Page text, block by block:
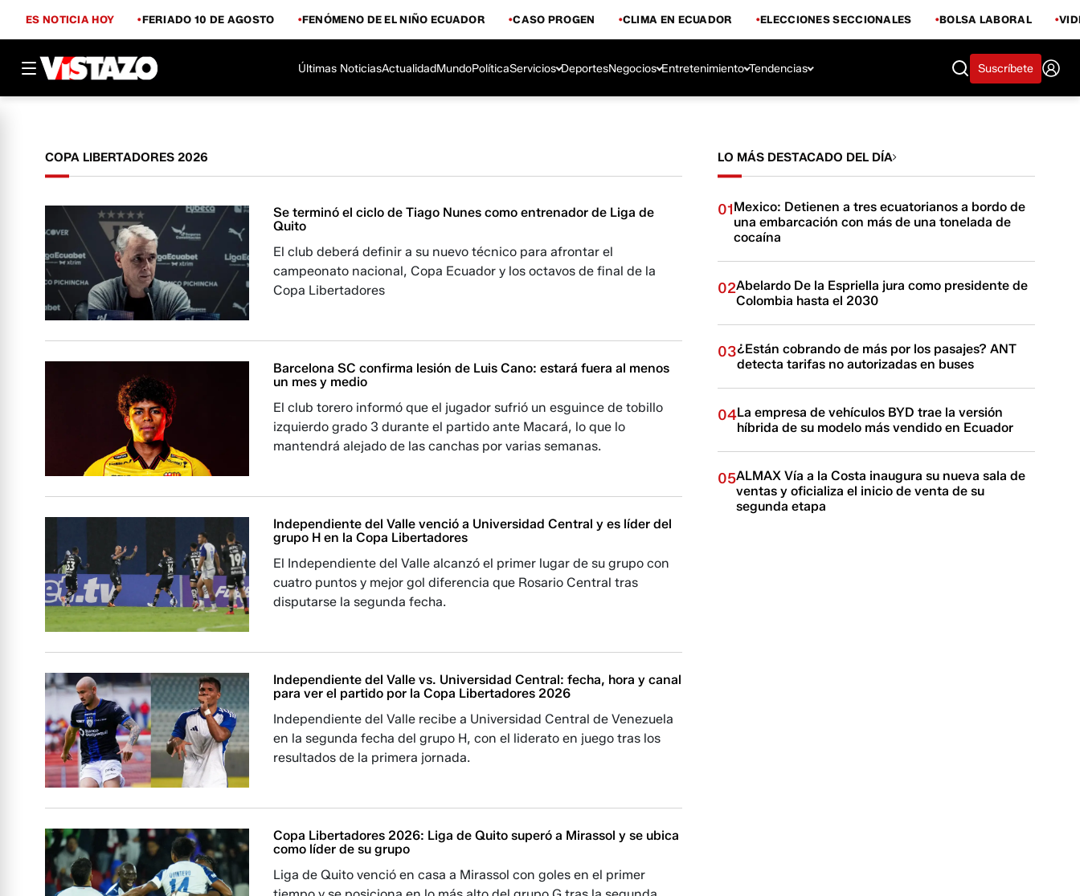
ES NOTICIA HOY FERIADO 10 DE AGOSTO FENÓMENO DE EL NIÑO ECUADOR CASO PROGEN CLIMA EN ECUADOR ELECCIONES SECCIONALES BOLSA LABORAL
Últimas NoticiasActualidadMundoPolíticaServicios DeportesNegocios Entretenimiento Tendencias Suscríbete
COPA LIBERTADORES 2026
Se terminó el ciclo de Tiago Nunes como entrenador de Liga de
Quito
El club deberá definir a su nuevo técnico para afrontar el
campeonato nacional, Copa Ecuador y los octavos de final de la
Copa Libertadores
Barcelona SC confirma lesión de Luis Cano: estará fuera al menos
un mes y medio
El club torero informó que el jugador sufrió un esguince de tobillo
izquierdo grado 3 durante el partido ante Macará, lo que lo
mantendrá alejado de las canchas por varias semanas.
Independiente del Valle venció a Universidad Central y es líder del
grupo H en la Copa Libertadores
El Independiente del Valle alcanzó el primer lugar de su grupo con
cuatro puntos y mejor gol diferencia que Rosario Central tras
disputarse la segunda fecha.
Independiente del Valle vs. Universidad Central: fecha, hora y canal
para ver el partido por la Copa Libertadores 2026
Independiente del Valle recibe a Universidad Central de Venezuela
en la segunda fecha del grupo H, con el liderato en juego tras los
resultados de la primera jornada.
Copa Libertadores 2026: Liga de Quito superó a Mirassol y se ubica
como líder de su grupo
Liga de Quito venció en casa a Mirassol con goles en el primer
LO MÁS DESTACADO DEL DÍA
01Mexico: Detienen a tres ecuatorianos a bordo de
una embarcación con más de una tonelada de
cocaína
02Abelardo De la Espriella jura como presidente de
Colombia hasta el 2030
03¿Están cobrando de más por los pasajes? ANT
detecta tarifas no autorizadas en buses
04La empresa de vehículos BYD trae la versión
híbrida de su modelo más vendido en Ecuador
05ALMAX Vía a la Costa inaugura su nueva sala de
ventas y oficializa el inicio de venta de su
segunda etapa